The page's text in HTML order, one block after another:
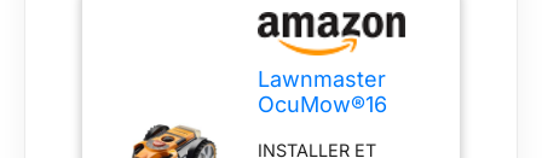
Lawnmaster
OcuMow®16
INSTALLER ET